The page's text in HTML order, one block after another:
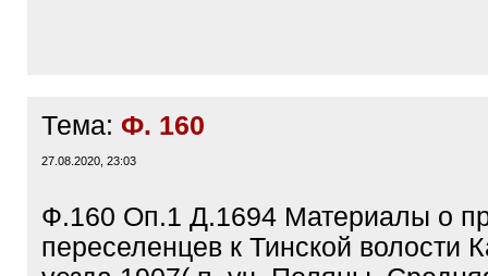
Тема: Ф. 160
27.08.2020, 23:03
Ф.160 Оп.1 Д.1694 Материалы о
переселенцев к Тинской волости